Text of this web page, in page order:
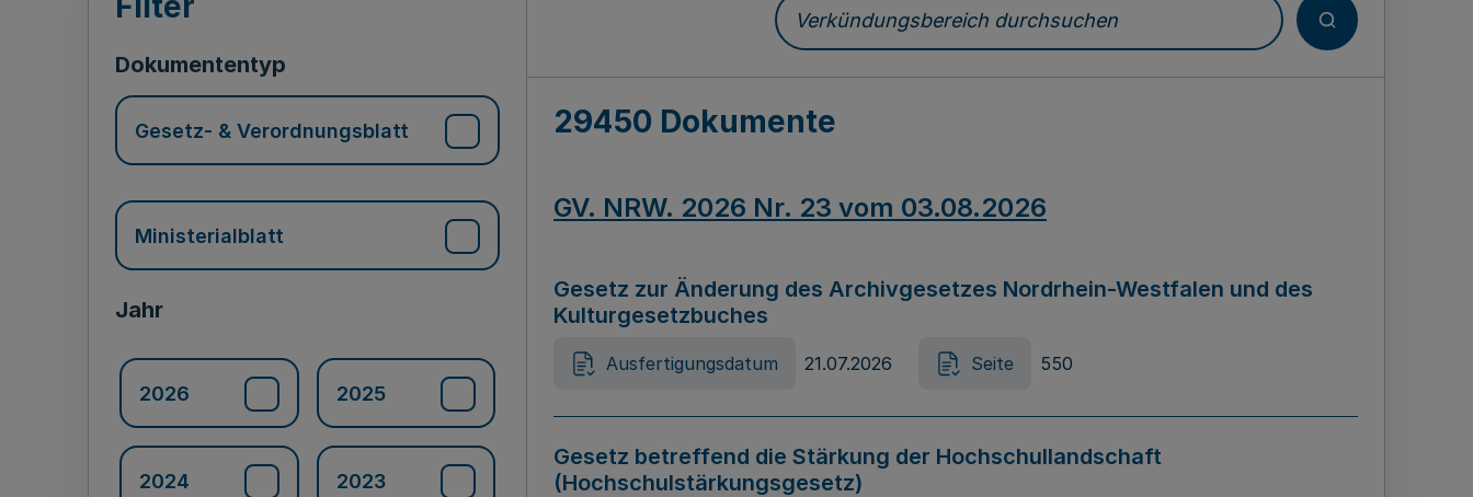
Dokumententyp
Gesetz- & Verordnungsblatt
Ministerialblatt
Jahr
2026 2025
2024 2023
Verkündungsbereich durchsuchen
29450 Dokumente
GV. NRW. 2026 Nr. 23 vom 03.08.2026
Gesetz zur Änderung des Archivgesetzes Nordrhein-Westfalen und des
Kulturgesetzbuches
Ausfertigungsdatum 21.07.2026 Seite 550
Gesetz betreffend die Stärkung der Hochschullandschaft
(Hochschulstärkungsgesetz)